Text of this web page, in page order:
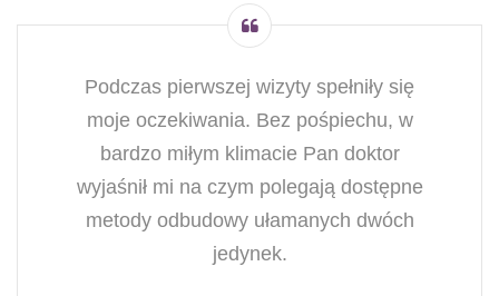
Podczas pierwszej wizyty spełniły się
moje oczekiwania. Bez pośpiechu, w
bardzo miłym klimacie Pan doktor
wyjaśnił mi na czym polegają dostępne
metody odbudowy ułamanych dwóch
jedynek.